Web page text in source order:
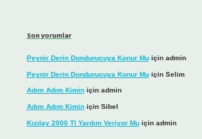
Son yorumlar
Peynir Derin Dondurucuya Konur Muiçin admin
Peynir Derin Dondurucuya Konur Muiçin Selim
Adım Adım Kiminiçin admin
Adım Adım Kiminiçin Sibel
Kızılay 2000 Tl Yardım Veriyor Muiçin admin